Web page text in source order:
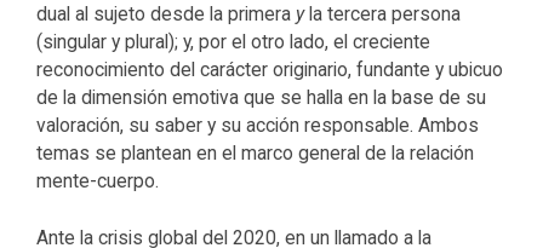
dual al sujeto desde la primera yla tercera persona
(singular y plural); y, por el otro lado, el creciente
reconocimiento del carácter originario, fundante y ubicuo
de la dimensión emotiva que se halla en la base de su
valoración, su saber y su acción responsable. Ambos
temas se plantean en el marco general de la relación
mente-cuerpo.
Ante la crisis global del 2020, en un llamado a la